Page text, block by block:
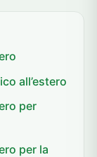
all’estero
per
per la